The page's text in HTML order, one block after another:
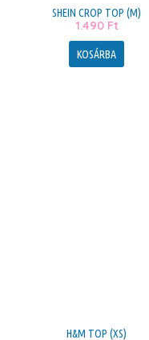
SHEIN CROP TOP (M)
1.490 Ft
KOSÁRBA
H&M TOP (XS)